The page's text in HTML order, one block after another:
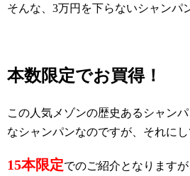
そんな、3万円を下らないシャンパ
本数限定でお買得！
この人気メゾンの歴史あるシャン
なシャンパンなのですが、それに
15本限定でのご紹介となります